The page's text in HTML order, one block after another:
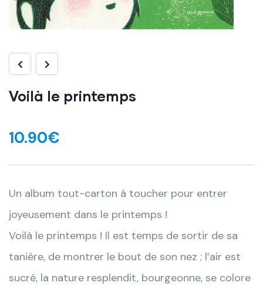
Voilà le printemps
10.90€
Un album tout-carton à toucher pour entrer
joyeusement dans le printemps !
Voilà le printemps ! Il est temps de sortir de sa
tanière, de montrer le bout de son nez ; l’air est
sucré, la nature resplendit, bourgeonne, se colore